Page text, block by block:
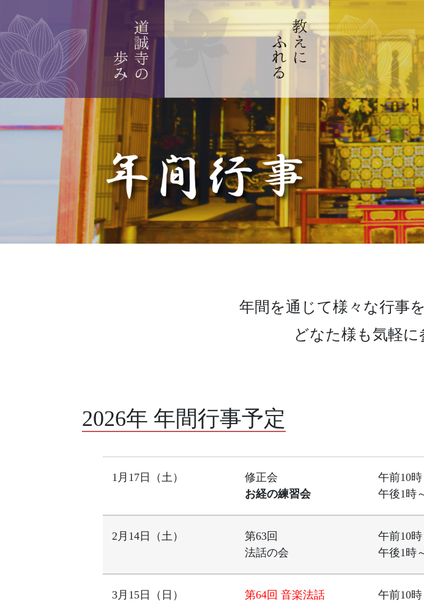
年間を通じて様々な行事
どなた様も気軽に
2026年 年間行事予定
1月17日（土）
修正会
お経の練習会
午前10
午後1時
2月14日（土）
第63回
法話の会
午前10
午後1時
3月15日（日）
第64回 音楽法話
午前10